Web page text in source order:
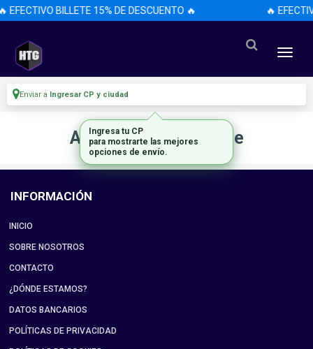
EFECTIVO BILLETE 15% DE DESCUENTO 🔥 🔥
Enviar a Ingresar CP y ciudad
Artículo no disponible
INFORMACIÓN
INICIO
SOBRE NOSOTROS
CONTACTO
¿DÓNDE ESTAMOS?
DATOS BANCARIOS
POLÍTICAS DE PRIVACIDAD
Ingresa tu CP
para mostrarte las mejores
opciones de envío.